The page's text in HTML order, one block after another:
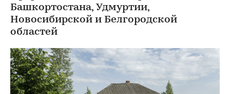
Башкортостана, Удмуртии,
Новосибирской и Белгородской
областей